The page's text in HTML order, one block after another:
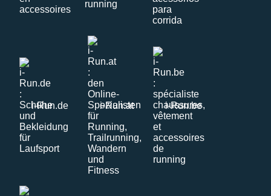
i-Run.de i-Run.at i-Run.be